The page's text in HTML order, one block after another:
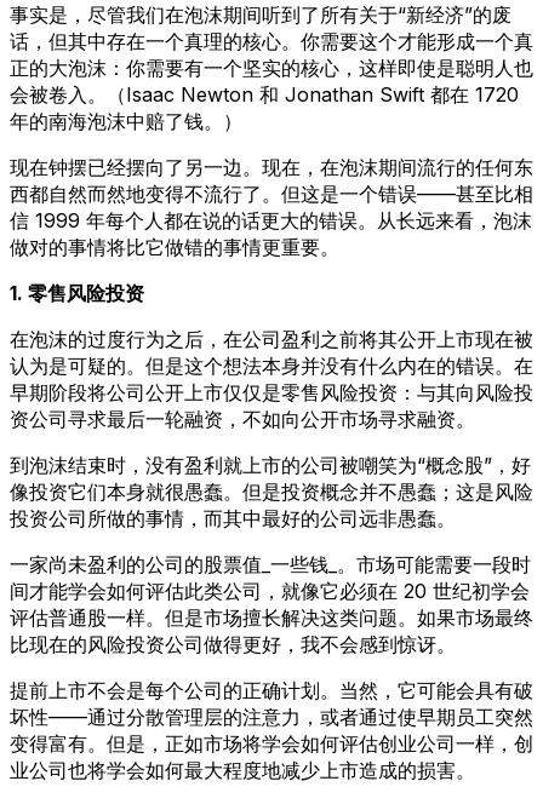
事实是，尽管我们在泡沫期间听到了所有关于“新经济”的废
话，但其中存在一个真理的核心。你需要这个才能形成一个真
正的大泡沫：你需要有一个坚实的核心，这样即使是聪明人也
会被卷入。（Isaac Newton 和 Jonathan Swift 都在 1720
年的南海泡沫中赔了钱。）
现在钟摆已经摆向了另一边。现在，在泡沫期间流行的任何东
西都自然而然地变得不流行了。但这是一个错误——甚至比相
信 1999 年每个人都在说的话更大的错误。从长远来看，泡沫
做对的事情将比它做错的事情更重要。
1. 零售风险投资
在泡沫的过度行为之后，在公司盈利之前将其公开上市现在被
认为是可疑的。但是这个想法本身并没有什么内在的错误。在
早期阶段将公司公开上市仅仅是零售风险投资：与其向风险投
资公司寻求最后一轮融资，不如向公开市场寻求融资。
到泡沫结束时，没有盈利就上市的公司被嘲笑为“概念股”，好
像投资它们本身就很愚蠢。但是投资概念并不愚蠢；这是风险
投资公司所做的事情，而其中最好的公司远非愚蠢。
一家尚未盈利的公司的股票值_一些钱_。市场可能需要一段时
间才能学会如何评估此类公司，就像它必须在 20 世纪初学会
评估普通股一样。但是市场擅长解决这类问题。如果市场最终
比现在的风险投资公司做得更好，我不会感到惊讶。
提前上市不会是每个公司的正确计划。当然，它可能会具有破
坏性——通过分散管理层的注意力，或者通过使早期员工突然
变得富有。但是，正如市场将学会如何评估创业公司一样，创
业公司也将学会如何最大程度地减少上市造成的损害。